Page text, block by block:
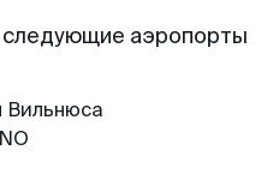
аэропорты
Вильнюса